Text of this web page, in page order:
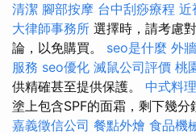
清潔 腳部按摩 台中刮痧療程 近
大律師事務所 選擇時，請考慮
論，以免購買。 seo是什麼 外
服務 seo優化 滅鼠公司評價 桃
供精確甚至提供保護。 中式料
塗上包含SPF的面霜，剩下幾分
嘉義徵信公司 餐點外燴 食品機